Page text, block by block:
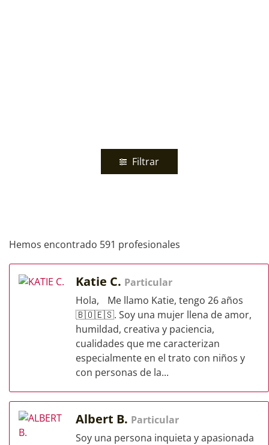
Filtrar
Hemos encontrado 591 profesionales
Katie C. Particular
Hola, Me llamo Katie, tengo 26 años
🇧🇴🇪🇸. Soy una mujer llena de amor,
humildad, creativa y paciencia,
cualidades que me caracterizan
especialmente en el trato con niños y
con personas de la...
Albert B. Particular
Soy una persona inquieta y apasionada